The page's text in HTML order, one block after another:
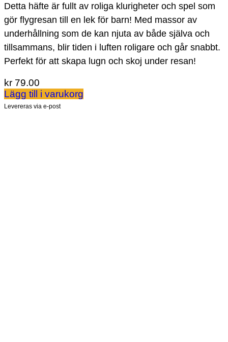
Detta häfte är fullt av roliga klurigheter och spel som
gör flygresan till en lek för barn! Med massor av
underhållning som de kan njuta av både själva och
tillsammans, blir tiden i luften roligare och går snabbt.
Perfekt för att skapa lugn och skoj under resan!
kr 79.00
Lägg till i varukorg
Levereras via e-post